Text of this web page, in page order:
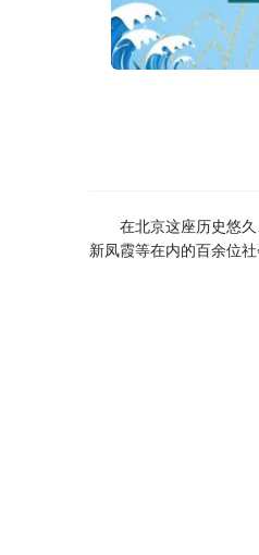
在北京这座历史悠
新凤霞等在内的百余位